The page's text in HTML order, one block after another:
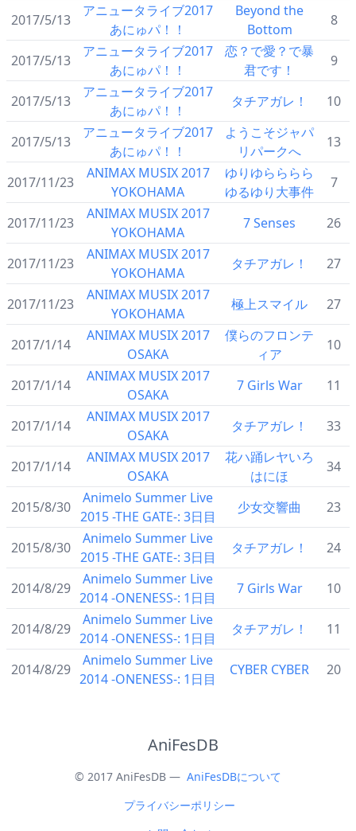
2017/5/13
アニュータライブ2017
あにゅパ！！
Beyond the
Bottom
8
2017/5/13
アニュータライブ2017
あにゅパ！！
恋？で愛？で暴
君です！
9
2017/5/13
アニュータライブ2017
あにゅパ！！
タチアガレ！ 10
2017/5/13
アニュータライブ2017
あにゅパ！！
ようこそジャパ
リパークへ
13
2017/11/23
ANIMAX MUSIX 2017
YOKOHAMA
ゆりゆらららら
ゆるゆり大事件
7
2017/11/23
ANIMAX MUSIX 2017
YOKOHAMA
7 Senses 26
2017/11/23
ANIMAX MUSIX 2017
YOKOHAMA
タチアガレ！ 27
2017/11/23
ANIMAX MUSIX 2017
YOKOHAMA
極上スマイル 27
2017/1/14
ANIMAX MUSIX 2017
OSAKA
僕らのフロンテ
ィア
10
2017/1/14
ANIMAX MUSIX 2017
OSAKA
7 Girls War 11
2017/1/14
ANIMAX MUSIX 2017
OSAKA
タチアガレ！ 33
2017/1/14
ANIMAX MUSIX 2017
OSAKA
花ハ踊レヤいろ
はにほ
34
2015/8/30
Animelo Summer Live
2015 -THE GATE-: 3日目
少女交響曲 23
2015/8/30
Animelo Summer Live
2015 -THE GATE-: 3日目
タチアガレ！ 24
2014/8/29
Animelo Summer Live
2014 -ONENESS-: 1日目
7 Girls War 10
2014/8/29
Animelo Summer Live
2014 -ONENESS-: 1日目
タチアガレ！ 11
2014/8/29
Animelo Summer Live
2014 -ONENESS-: 1日目
CYBER CYBER 20
AniFesDB
© 2017 AniFesDB — AniFesDBについて
プライバシーポリシー